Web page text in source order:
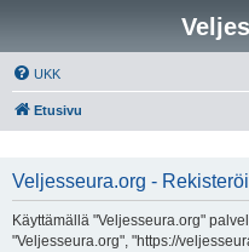
UKK
Etusivu
Veljesseura.org -
Käyttämällä "Veljesseura.org"
"Veljesseura.org", "https://